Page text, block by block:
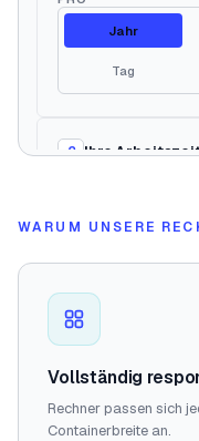
WARUM UNSERE
Vollständig
Rechner passen sich
Containerbreite an.